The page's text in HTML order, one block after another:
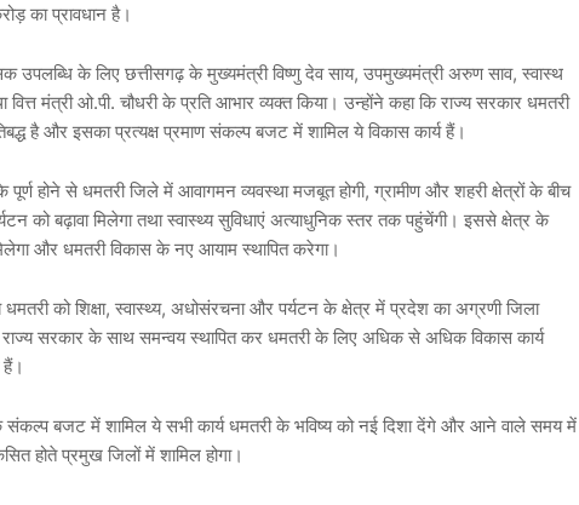
का प्रावधान है।
उपलब्धि के लिए छत्तीसगढ़ के मुख्यमंत्री विष्णु देव साय, उपमुख्यमंत्री अरुण साव, स्वास्थ
वित्त मंत्री ओ.पी. चौधरी के प्रति आभार व्यक्त किया। उन्होंने कहा कि राज्य सरकार धमतरी
है और इसका प्रत्यक्ष प्रमाण संकल्प बजट में शामिल ये विकास कार्य हैं।
पूर्ण होने से धमतरी जिले में आवागमन व्यवस्था मजबूत होगी, ग्रामीण और शहरी क्षेत्रों के बीच
को बढ़ावा मिलेगा तथा स्वास्थ्य सुविधाएं अत्याधुनिक स्तर तक पहुंचेंगी। इससे क्षेत्र के
और धमतरी विकास के नए आयाम स्थापित करेगा।
को शिक्षा, स्वास्थ्य, अधोसंरचना और पर्यटन के क्षेत्र में प्रदेश का अग्रणी जिला
सरकार के साथ समन्वय स्थापित कर धमतरी के लिए अधिक से अधिक विकास कार्य
संकल्प बजट में शामिल ये सभी कार्य धमतरी के भविष्य को नई दिशा देंगे और आने वाले समय में
होते प्रमुख जिलों में शामिल होगा।